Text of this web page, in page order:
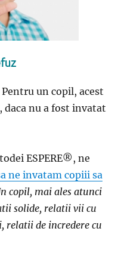
un copil, acest
nu a fost invatat
ESPERE®, ne
ne invatam copiii sa
copil, mai ales atunci
solide, relatii vii cu
relatii de incredere cu